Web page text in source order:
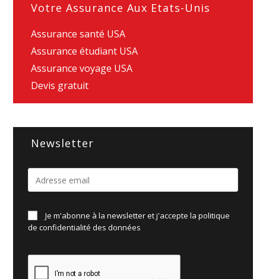
Votre Assurance Aux Etats-Unis
Assurance santé USA
Assurance étudiant USA
Assurance voyage USA
Devis gratuit
Newsletter
Je m'abonne à la newsletter et j'accepte la politique
deconfidentialité des données